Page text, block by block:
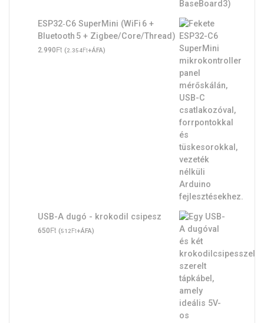
ESP32‑C6 SuperMini (WiFi 6 +
Bluetooth 5 + Zigbee/Core/Thread)
2.990Ft (2.354Ft+ÁFA)
USB-A dugó - krokodil csipesz
650Ft (512Ft+ÁFA)